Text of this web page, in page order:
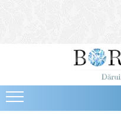
Bijuterii
Cercei
Bratari